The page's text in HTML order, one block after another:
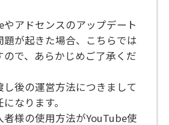
やアドセンスのアップデート
題が起きた場合、こちらでは
で、あらかじめご了承くだ
し後の運営方法につきまして
なります。
者様の使用方法がYouTube使